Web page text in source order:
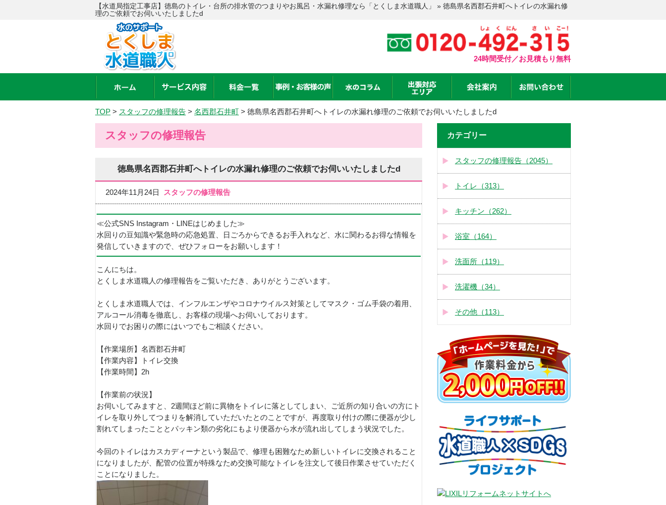
【水道局指定工事店】徳島のトイレ・台所の排水管のつまりやお風呂・水漏れ修理なら「とくしま水道職人」 » 徳島県名西郡石井町へトイレの水漏れ修
理のご依頼でお伺いいたしましたd
24時間受付／お見積もり無料
TOP > スタッフの修理報告 > 名西郡石井町 > 徳島県名西郡石井町へトイレの水漏れ修理のご依頼でお伺いいたしましたd
スタッフの修理報告
徳島県名西郡石井町へトイレの水漏れ修理のご依頼でお伺いいたしましたd
2024年11月24日 スタッフの修理報告
≪公式SNS Instagram・LINEはじめました≫
水回りの豆知識や緊急時の応急処置、日ごろからできるお手入れなど、水に関わるお得な情報を
発信していきますので、ぜひフォローをお願いします！
こんにちは。
とくしま水道職人の修理報告をご覧いただき、ありがとうございます。
とくしま水道職人では、インフルエンザやコロナウイルス対策としてマスク・ゴム手袋の着用、
アルコール消毒を徹底し、お客様の現場へお伺いしております。
水回りでお困りの際にはいつでもご相談ください。
【作業場所】名西郡石井町
【作業内容】トイレ交換
【作業時間】2h
【作業前の状況】
お伺いしてみますと、2週間ほど前に異物をトイレに落としてしまい、ご近所の知り合いの方にト
イレを取り外してつまりを解消していただいたとのことですが、再度取り付けの際に便器が少し
割れてしまったこととパッキン類の劣化にもより便器から水が流れ出してしまう状況でした。
今回のトイレはカスカディーナという製品で、修理も困難なため新しいトイレに交換されること
になりましたが、配管の位置が特殊なため交換可能なトイレを注文して後日作業させていただく
ことになりました。
カテゴリー
スタッフの修理報告（2045）
トイレ（313）
キッチン（262）
浴室（164）
洗面所（119）
洗濯機（34）
その他（113）